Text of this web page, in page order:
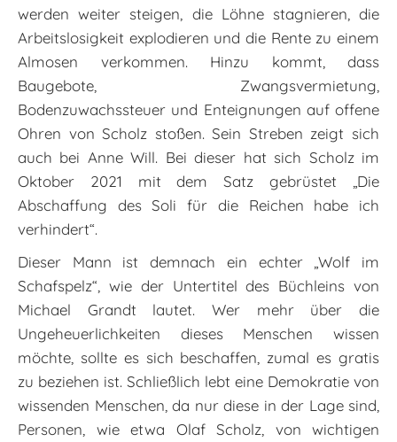
werden weiter steigen, die Löhne stagnieren, die
Arbeitslosigkeit explodieren und die Rente zu einem
Almosen verkommen. Hinzu kommt, dass
Baugebote, Zwangsvermietung,
Bodenzuwachssteuer und Enteignungen auf offene
Ohren von Scholz stoßen. Sein Streben zeigt sich
auch bei Anne Will. Bei dieser hat sich Scholz im
Oktober 2021 mit dem Satz gebrüstet „Die
Abschaffung des Soli für die Reichen habe ich
verhindert“.
Dieser Mann ist demnach ein echter „Wolf im
Schafspelz“, wie der Untertitel des Büchleins von
Michael Grandt lautet. Wer mehr über die
Ungeheuerlichkeiten dieses Menschen wissen
möchte, sollte es sich beschaffen, zumal es gratis
zu beziehen ist. Schließlich lebt eine Demokratie von
wissenden Menschen, da nur diese in der Lage sind,
Personen, wie etwa Olaf Scholz, von wichtigen